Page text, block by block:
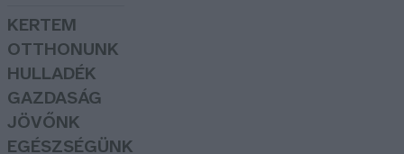
KERTEM
OTTHONUNK
HULLADÉK
GAZDASÁG
JÖVŐNK
EGÉSZSÉGÜNK